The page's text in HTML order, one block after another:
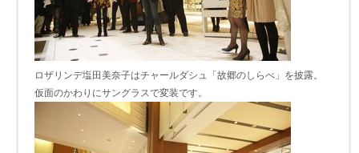
ロザリンデ塩田美奈子はチャールダシュ「故郷のしらべ」を披露。
仮面のかわりにサングラスで変装です。